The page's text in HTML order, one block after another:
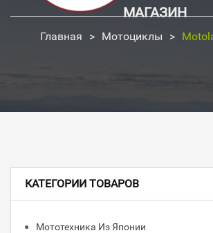
МАГАЗИН
Главная > Мотоциклы >
КАТЕГОРИИ ТОВАРОВ
Мототехника Из Японии